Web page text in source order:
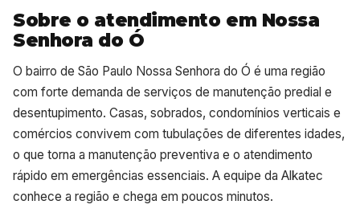
Sobre o atendimento em Nossa
Senhora do Ó
O bairro de São Paulo Nossa Senhora do Ó é uma região
com forte demanda de serviços de manutenção predial e
desentupimento. Casas, sobrados, condomínios verticais e
comércios convivem com tubulações de diferentes idades,
o que torna a manutenção preventiva e o atendimento
rápido em emergências essenciais. A equipe da Alkatec
conhece a região e chega em poucos minutos.